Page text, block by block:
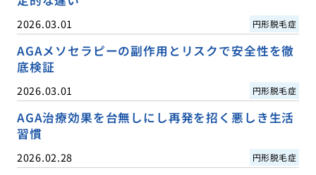
2026.03.01 円形脱毛症
AGAメソセラピーの副作用とリスクで安全性を徹
底検証
2026.03.01 円形脱毛症
AGA治療効果を台無しにし再発を招く悪しき生活
習慣
2026.02.28 円形脱毛症